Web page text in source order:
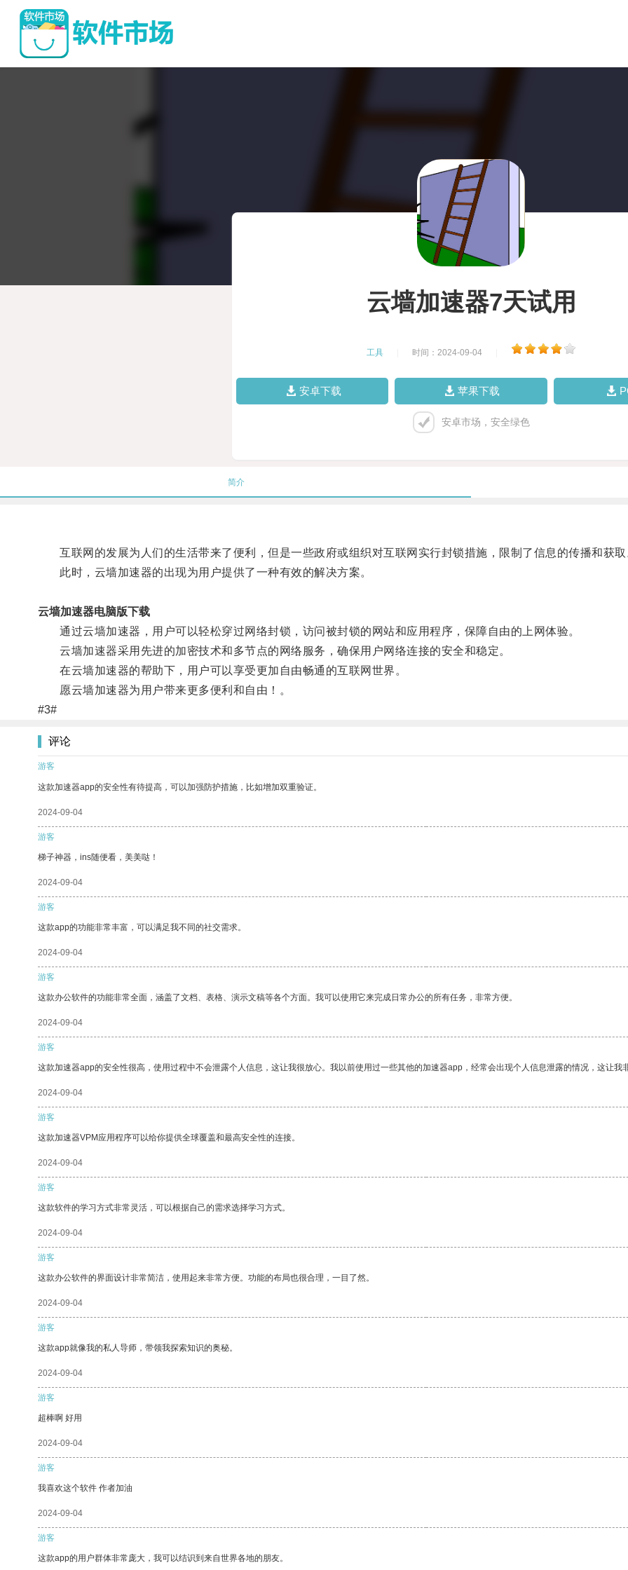
云墙加速器7天试用
工具 时间：2024-09-04
安卓下载 苹果下载
安卓市场，安全绿色
简介
互联网的发展为人们的生活带来了便利，但是一些政府或组织对互联网实行封锁措施，限制了信息的传播和获取
此时，云墙加速器的出现为用户提供了一种有效的解决方案。
云墙加速器电脑版下载
通过云墙加速器，用户可以轻松穿过网络封锁，访问被封锁的网站和应用程序，保障自由的上网体验。
云墙加速器采用先进的加密技术和多节点的网络服务，确保用户网络连接的安全和稳定。
在云墙加速器的帮助下，用户可以享受更加自由畅通的互联网世界。
愿云墙加速器为用户带来更多便利和自由！。
#3#
评论
游客
这款加速器app的安全性有待提高，可以加强防护措施，比如增加双重验证。
2024-09-04
游客
梯子神器，ins随便看，美美哒！
2024-09-04
游客
这款app的功能非常丰富，可以满足我不同的社交需求。
2024-09-04
游客
这款办公软件的功能非常全面，涵盖了文档、表格、演示文稿等各个方面。我可以使用它来完成日常办公的所有任务，非常方便。
2024-09-04
游客
这款加速器app的安全性很高，使用过程中不会泄露个人信息，这让我很放心。我以前使用过一些其他的加速器app，经常会出现个人信息泄露的情况，这让我
2024-09-04
游客
这款加速器VPM应用程序可以给你提供全球覆盖和最高安全性的连接。
2024-09-04
游客
这款软件的学习方式非常灵活，可以根据自己的需求选择学习方式。
2024-09-04
游客
这款办公软件的界面设计非常简洁，使用起来非常方便。功能的布局也很合理，一目了然。
2024-09-04
游客
这款app就像我的私人导师，带领我探索知识的奥秘。
2024-09-04
游客
超棒啊 好用
2024-09-04
游客
我喜欢这个软件 作者加油
2024-09-04
游客
这款app的用户群体非常庞大，我可以结识到来自世界各地的朋友。